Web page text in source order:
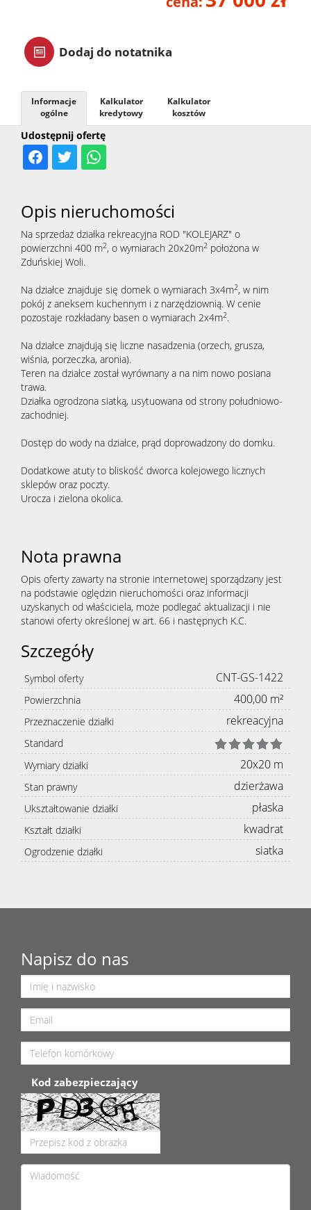
Praca
Dodaj do notatnika
Udostępnij ofertę
Informacje
ogólne
Kalkulator
kredytowy
Kalkulator
kosztów
Opis nieruchomości
Na sprzedaż działka rekreacyjna ROD "KOLEJARZ" o
powierzchni 400 m2, o wymiarach 20x20m2 położona w
Zduńskiej Woli.
Na działce znajduje się domek o wymiarach 3x4m2, w nim
pokój z aneksem kuchennym i z narzędziownią. W cenie
pozostaje rozkładany basen o wymiarach 2x4m2.
Na działce znajdują się liczne nasadzenia (orzech, grusza,
wiśnia, porzeczka, aronia).
Teren na działce został wyrównany a na nim nowo posiana
trawa.
Działka ogrodzona siatką, usytuowana od strony południowo-
zachodniej.
Dostęp do wody na działce, prąd doprowadzony do domku.
Dodatkowe atuty to bliskość dworca kolejowego licznych
sklepów oraz poczty.
Urocza i zielona okolica.
Nota prawna
Opis oferty zawarty na stronie internetowej sporządzany jest
na podstawie oględzin nieruchomości oraz informacji
uzyskanych od właściciela, może podlegać aktualizacji i nie
stanowi oferty określonej w art. 66 i następnych K.C.
Szczegóły
Symbol oferty CNT-GS-1422
Powierzchnia 400,00 m²
Przeznaczenie działki rekreacyjna
Standard
Wymiary działki
20x20 m
Stan prawny dzierżawa
Ukształtowanie działki płaska
Kształt działki kwadrat
Ogrodzenie działki siatka
Napisz do nas
Kod zabezpieczający